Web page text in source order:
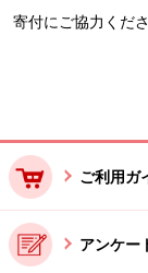
寄付にご協力くださ
ご利用ガ
アンケー